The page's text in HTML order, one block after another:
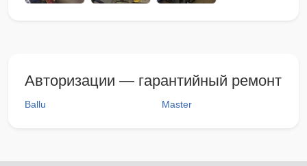
Авторизации — гарантийный ремонт
Ballu Master